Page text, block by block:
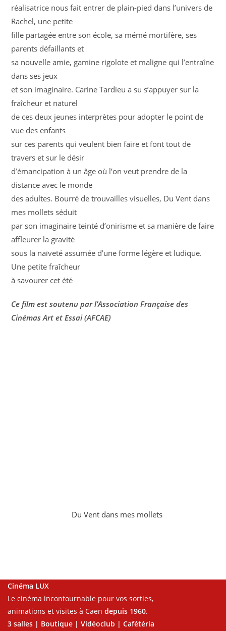
réalisatrice nous fait entrer de plain-pied dans l’univers de
Rachel, une petite
fille partagée entre son école, sa mémé mortifère, ses
parents défaillants et
sa nouvelle amie, gamine rigolote et maligne qui l’entraîne
dans ses jeux
et son imaginaire. Carine Tardieu a su s’appuyer sur la
fraîcheur et naturel
de ces deux jeunes interprètes pour adopter le point de
vue des enfants
sur ces parents qui veulent bien faire et font tout de
travers et sur le désir
d’émancipation à un âge où l’on veut prendre de la
distance avec le monde
des adultes. Bourré de trouvailles visuelles, Du Vent dans
mes mollets séduit
par son imaginaire teinté d’onirisme et sa manière de faire
affleurer la gravité
sous la naïveté assumée d’une forme légère et ludique.
Une petite fraîcheur
à savourer cet été
Ce film est soutenu par l’Association Française des
Cinémas Art et Essai (AFCAE)
Du Vent dans mes mollets
Cinéma LUX
Le cinéma incontournable pour vos sorties,
animations et visites à Caen depuis 1960.
3 salles | Boutique | Vidéoclub | Cafétéria